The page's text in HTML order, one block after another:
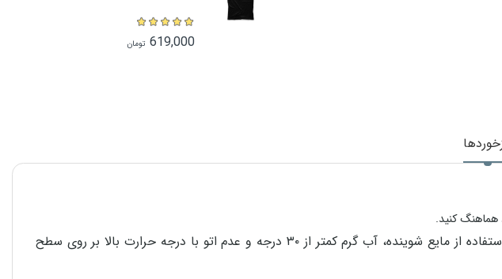
619,000 تومان
هماهنگ کنید.
برای استحکام و دوام هر چه بیشتر محصولات در امر شستشو، پشت و رو کردن لباس قبل از شستشو، استفاده از مایع شوینده، آب گرم کمتر از ۳۰ درجه و عدم اتو با درجه حرارت بالا بر روی سطح